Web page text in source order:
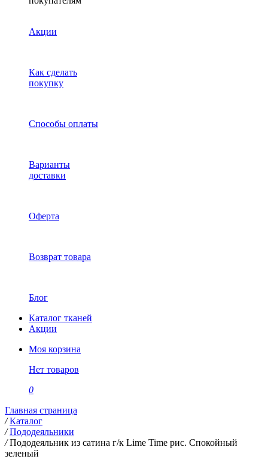
Акции
Как сделать
покупку
Способы оплаты
Варианты
доставки
Оферта
Возврат товара
Блог
Каталог тканей
Акции
Моя корзина
Нет товаров
0
Главная страница
/ Каталог
/ Пододеяльники
/ Пододеяльник из сатина г/к Lime Time рис. Спокойный
зеленый